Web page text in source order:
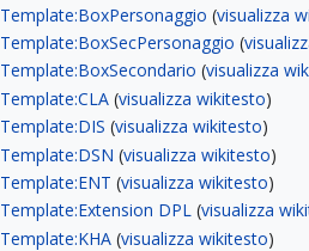
Template:BoxPersonaggio (visualizza
Template:BoxSecPersonaggio (
Template:BoxSecondario (visualizza
Template:CLA(visualizza wikitesto)
Template:DIS (visualizza wikitesto)
Template:DSN (visualizza wikitesto)
Template:ENT (visualizza wikitesto)
Template:Extension DPL(visualizza
Template:KHA(visualizza wikitesto)